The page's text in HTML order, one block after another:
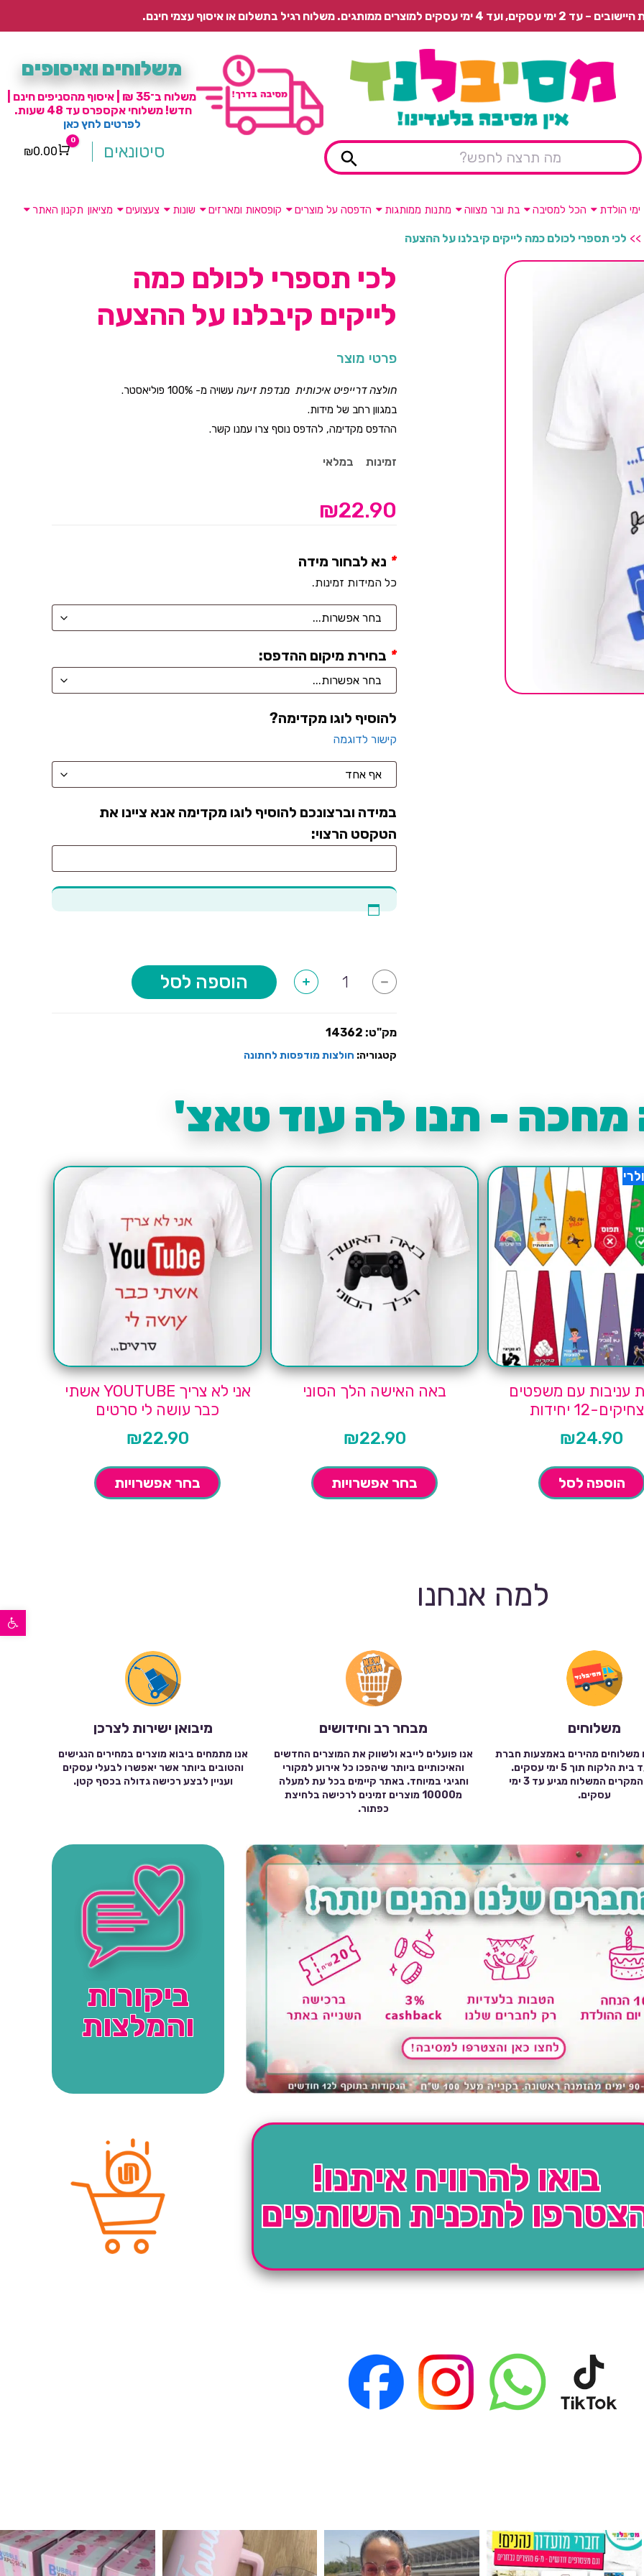
פתח סרגל נגישות
רגיל בתשלום או איסוף עצמי חינם.
משלוחים ואיסופים
משלוח ב־35 ₪ | איסוף מהסניפים חינם |
חדש! משלוחי אקספרס עד 48 שעות.
לפרטים לחץ כאן
סיטונאים Cart
0
₪0.00
ימי הולדת הכל למסיבה בת ובר מצווה מתנות ממותגות הדפסה על מוצרים קופסאות ומארזים שונות צעצועים מציאון תקנון האתר
>> לכי תספרי לכולם כמה לייקים קיבלנו על ההצעה
לכי תספרי לכולם כמה
לייקים קיבלנו על ההצעה
פרטי מוצר
חולצה דרייפיט איכותית מנדפת זיעה עשויה מ- 100% פוליאסטר.
במגוון רחב של מידות.
ההדפס מקדימה, להדפס נוסף צרו עמנו קשר.
זמינות במלאי
₪22.90
נא לבחור מידה *
כל המידות זמינות.
בחירת מיקום ההדפס: *
להוסיף לוגו מקדימה?
קישור לדוגמה
במידה וברצונכם להוסיף לוגו מקדימה אנא ציינו את
הטקסט הרצוי:
-
של
כמה
קיבלנו
+ הוספה לסל
מק"ט: 14362
קטגוריה: חולצות מודפסות לחתונה
- תנו לה עוד טאצ'
עניבות עם משפטים
12 יחידות
₪24.90
הוספה לסל
באה האישה הלך הסוני
₪22.90
בחר אפשרויות
אני לא צריך YOUTUBE אשתי
כבר עושה לי סרטים
₪22.90
בחר אפשרויות
למה אנחנו
משלוחים
משלוחים מהירים באמצעות חברת
שילוח עד בית הלקוח תוך 5 ימי עסקים.
במרבית המקרים המשלוח מגיע עד 3 ימי
עסקים.
מבחר רב וחידושים
אנו פועלים לייבא ולשווק את המוצרים החדשים
והאיכותיים ביותר שיהפכו כל אירוע למקורי
וחגיגי במיוחד. באתר קיימים בכל עת למעלה
מ10000 מוצרים זמינים לרכישה בלחיצת
כפתור.
מיבואן ישירות לצרכן
אנו מתמחים ביבוא מוצרים במחירים הנגישים
והטובים ביותר אשר יאפשרו לבעלי עסקים
ועניין לבצע רכישה גדולה בכסף קטן.
ביקורות
והמלצות
בואו להרוויח איתנו!
לתכנית השותפים
מין העובר רק במסיבלנד !! קיים
כוס נירוסטה ענקית שכול אחד צריך! קיימת באתר ובסניהמוצר הכי מבוקש שלנו מטף לגילוי מין העובר חזר למלא